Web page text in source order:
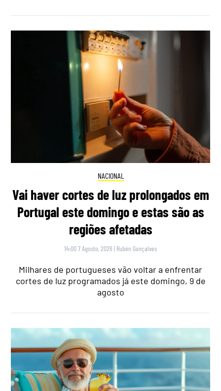
NACIONAL
Vai haver cortes de luz prolongados em
Portugal este domingo e estas são as
regiões afetadas
14:00 7 Agosto, 2026 | Rubén Gonçalves
Milhares de portugueses vão voltar a enfrentar
cortes de luz programados já este domingo, 9 de
agosto